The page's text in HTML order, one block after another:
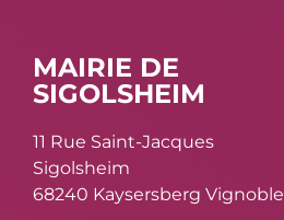
MAIRIE DE
SIGOLSHEIM
11 Rue Saint-Jacques
Sigolsheim
68240 Kaysersberg Vignoble